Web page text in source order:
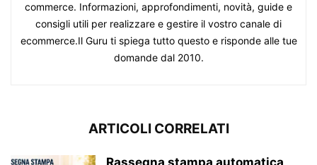
commerce. Informazioni, approfondimenti, novità, guide e
consigli utili per realizzare e gestire il vostro canale di
ecommerce.Il Guru ti spiega tutto questo e risponde alle tue
domande dal 2010.
ARTICOLI CORRELATI